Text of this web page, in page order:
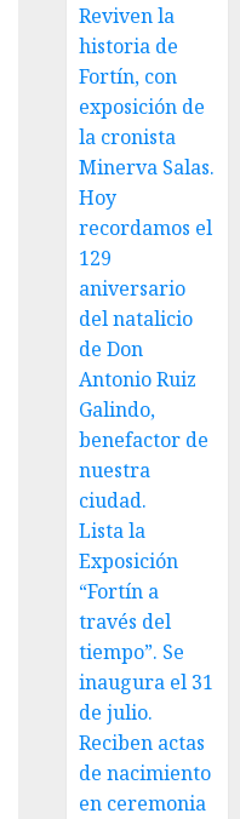
Reviven la
historia de
Fortín, con
exposición de
la cronista
Minerva Salas.
Hoy
recordamos el
129
aniversario
del natalicio
de Don
Antonio Ruiz
Galindo,
benefactor de
nuestra
ciudad.
Lista la
Exposición
“Fortín a
través del
tiempo”. Se
inaugura el 31
de julio.
Reciben actas
de nacimiento
en ceremonia